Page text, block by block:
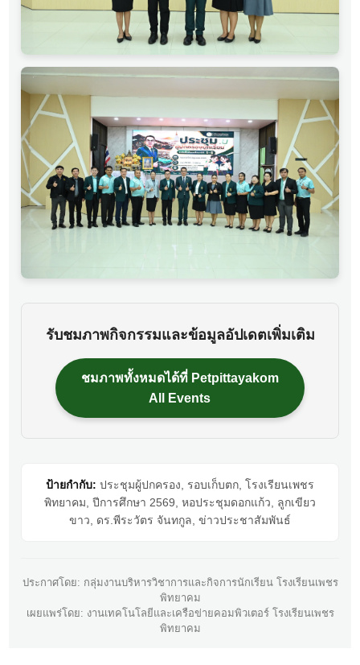
รับชมภาพกิจกรรมและข้อมูลอัปเดตเพิ่มเติม
ชมภาพทั้งหมดได้ที่ Petpittayakom
All Events
ป้ายกำกับ: ประชุมผู้ปกครอง, รอบเก็บตก, โรงเรียนเพชร
พิทยาคม, ปีการศึกษา 2569, หอประชุมดอกแก้ว, ลูกเขียว
ขาว, ดร.พีระวัตร จันทกูล, ข่าวประชาสัมพันธ์
ประกาศโดย: กลุ่มงานบริหารวิชาการและกิจการนักเรียน โรงเรียนเพชร
พิทยาคม
เผยแพร่โดย: งานเทคโนโลยีและเครือข่ายคอมพิวเตอร์ โรงเรียนเพชร
พิทยาคม